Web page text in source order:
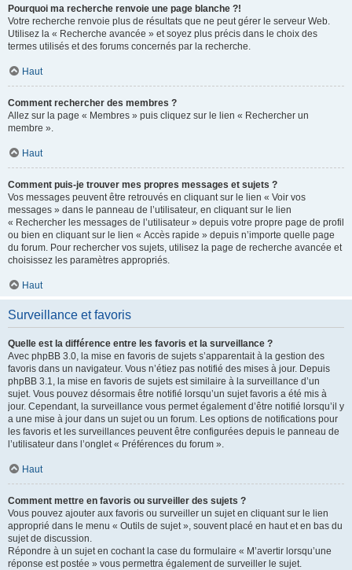
Pourquoi ma recherche renvoie une page blanche ?!
Votre recherche renvoie plus de résultats que ne peut gérer le serveur Web.
Utilisez la « Recherche avancée » et soyez plus précis dans le choix des
termes utilisés et des forums concernés par la recherche.
Haut
Comment rechercher des membres ?
Allez sur la page « Membres » puis cliquez sur le lien « Rechercher un
membre ».
Haut
Comment puis-je trouver mes propres messages et sujets ?
Vos messages peuvent être retrouvés en cliquant sur le lien « Voir vos
messages » dans le panneau de l’utilisateur, en cliquant sur le lien
« Rechercher les messages de l’utilisateur » depuis votre propre page de profil
ou bien en cliquant sur le lien « Accès rapide » depuis n’importe quelle page
du forum. Pour rechercher vos sujets, utilisez la page de recherche avancée et
choisissez les paramètres appropriés.
Haut
Surveillance et favoris
Quelle est la différence entre les favoris et la surveillance ?
Avec phpBB 3.0, la mise en favoris de sujets s’apparentait à la gestion des
favoris dans un navigateur. Vous n’étiez pas notifié des mises à jour. Depuis
phpBB 3.1, la mise en favoris de sujets est similaire à la surveillance d’un
sujet. Vous pouvez désormais être notifié lorsqu’un sujet favoris a été mis à
jour. Cependant, la surveillance vous permet également d’être notifié lorsqu’il y
a une mise à jour dans un sujet ou un forum. Les options de notifications pour
les favoris et les surveillances peuvent être configurées depuis le panneau de
l’utilisateur dans l’onglet « Préférences du forum ».
Haut
Comment mettre en favoris ou surveiller des sujets ?
Vous pouvez ajouter aux favoris ou surveiller un sujet en cliquant sur le lien
approprié dans le menu « Outils de sujet », souvent placé en haut et en bas du
sujet de discussion.
Répondre à un sujet en cochant la case du formulaire « M’avertir lorsqu’une
réponse est postée » vous permettra également de surveiller le sujet.